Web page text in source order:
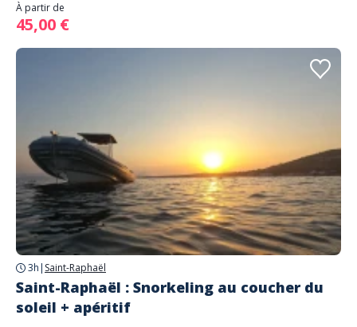
À partir de
45,00 €
3h | Saint-Raphaël
Saint-Raphaël : Snorkeling au coucher du
soleil + apéritif